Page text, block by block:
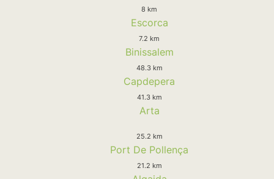
8 km
Escorca
7.2 km
Binissalem
48.3 km
Capdepera
41.3 km
Arta
25.2 km
Port De Pollença
21.2 km